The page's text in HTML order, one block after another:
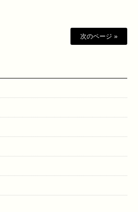
次のページ »